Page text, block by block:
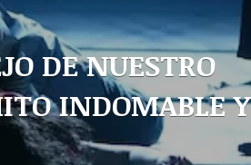
DE NUESTRO
INDOMABLE Y